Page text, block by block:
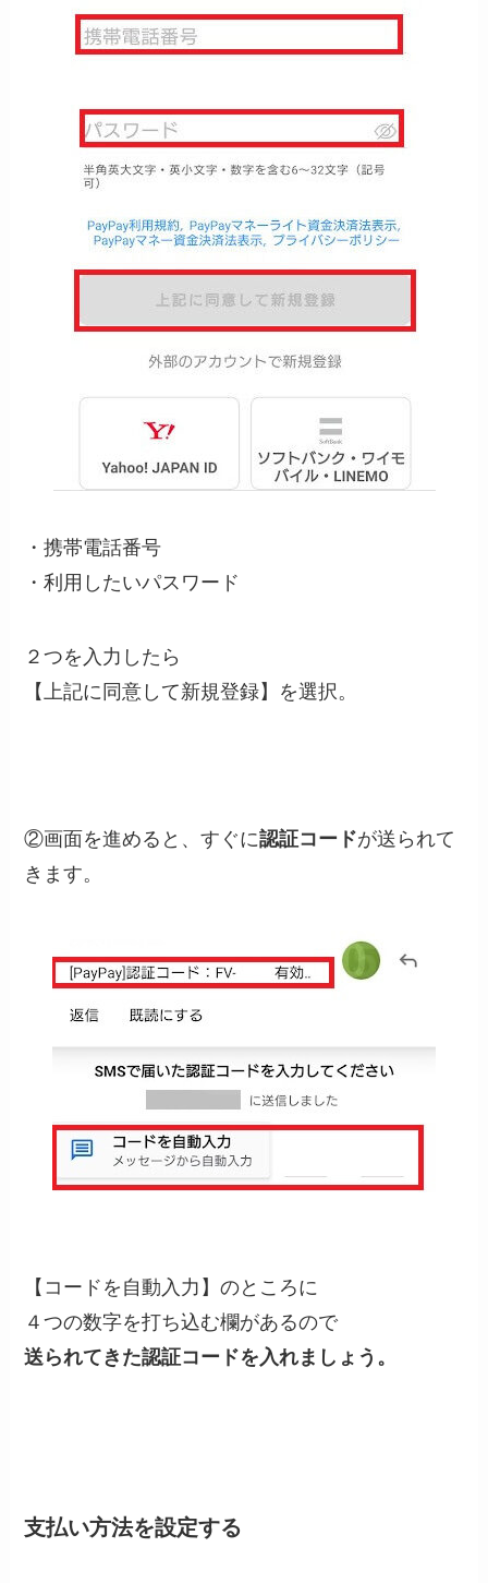
・携帯電話番号
・利用したいパスワード
２つを入力したら
【上記に同意して新規登録】を選択。
②画面を進めると、すぐに認証コードが送られて
きます。
【コードを自動入力】のところに
４つの数字を打ち込む欄があるので
送られてきた認証コードを入れましょう。
支払い方法を設定する